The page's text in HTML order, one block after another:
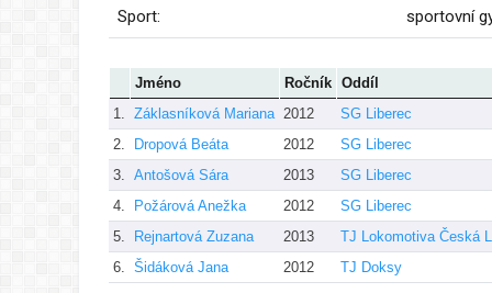
Sport: sportovní
Jméno Ročník Oddíl
1.
Záklasníková Mariana 2012
SG Liberec
2.
Dropová Beáta 2012
SG Liberec
3.
Antošová Sára 2013
SG Liberec
4.
Požárová Anežka 2012
SG Liberec
5.
Rejnartová Zuzana 2013
TJ Lokomotiva Česká
6.
Šidáková Jana 2012 TJ Doksy